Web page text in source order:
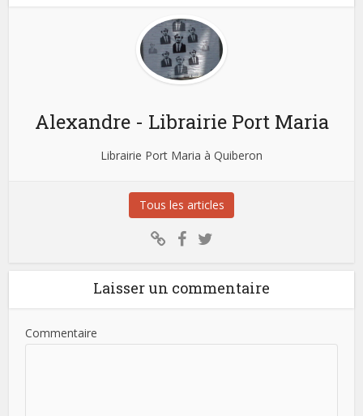
Alexandre - Librairie Port Maria
Librairie Port Maria à Quiberon
Tous les articles
Laisser un commentaire
Commentaire